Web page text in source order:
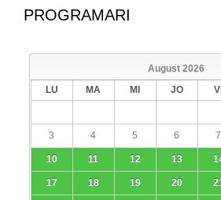
PROGRAMARI
August 2026
LU
MA MI JO VI
3 4 5 6 7
10 11 12 13
17 18 19 20